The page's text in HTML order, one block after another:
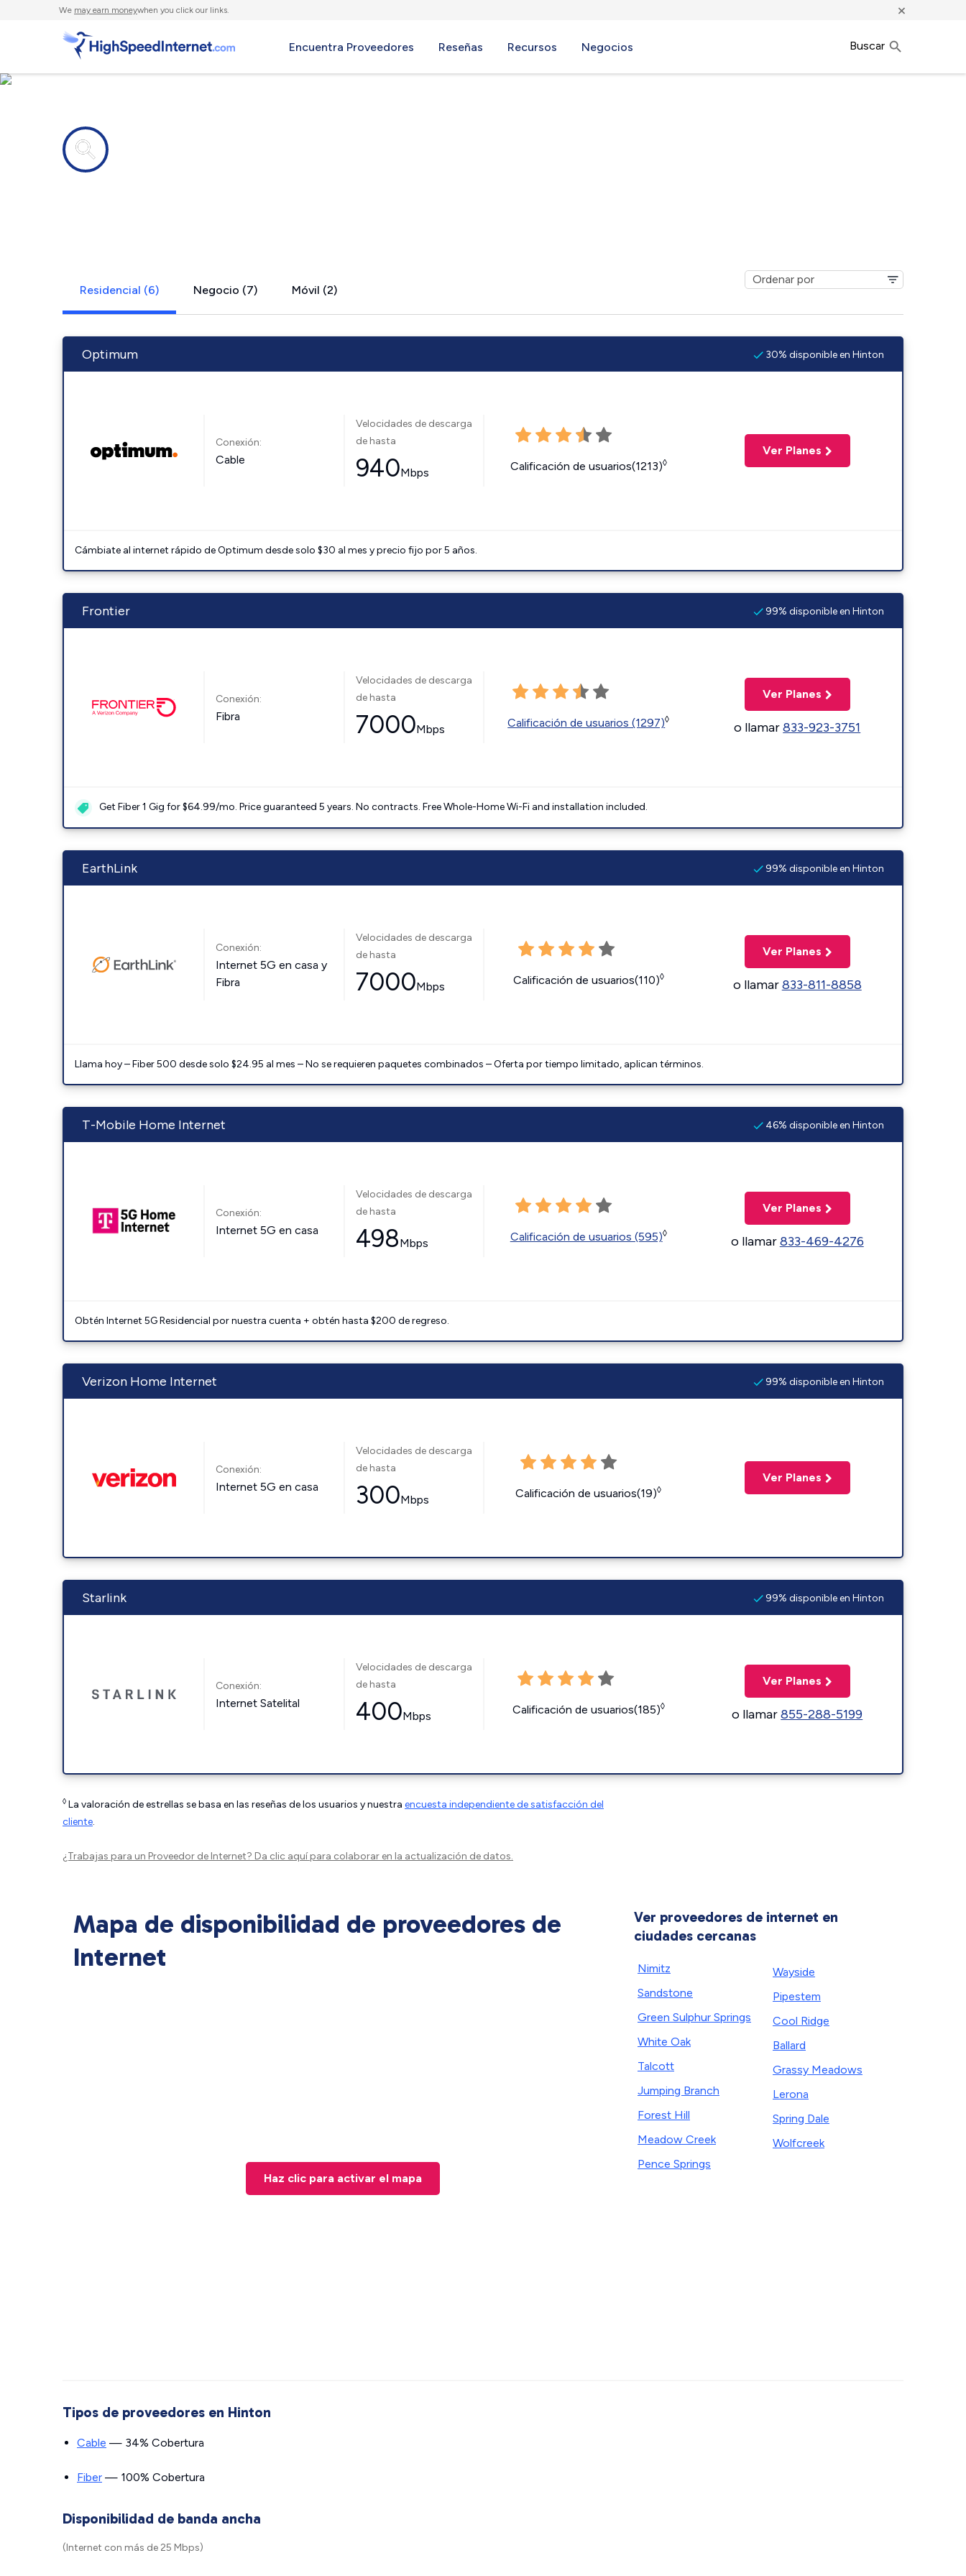
We may earn moneywhen you click our links. ×
Encuentra Proveedores Reseñas Recursos Negocios Buscar
Residencial (6) Negocio (7) Móvil (2)
Optimum 30% disponible en Hinton
Conexión:
Cable
Velocidades de descarga
de hasta
940Mbps Calificación de usuarios(1213)◊
Ver Planes
Cámbiate al internet rápido de Optimum desde solo $30 al mes y precio fijo por 5 años.
Frontier 99% disponible en Hinton
Conexión:
Fibra
Velocidades de descarga
de hasta
7000Mbps Calificación de usuarios (1297)◊
Ver Planes
o llamar833-923-3751
Get Fiber 1 Gig for $64.99/mo. Price guaranteed 5 years. No contracts. Free Whole-Home Wi-Fi and installation included.
EarthLink 99% disponible en Hinton
Conexión:
Internet 5G en casa y
Fibra
Velocidades de descarga
de hasta
7000Mbps Calificación de usuarios(110)◊
Ver Planes
o llamar833-811-8858
Llama hoy – Fiber 500 desde solo $24.95 al mes – No se requieren paquetes combinados – Oferta por tiempo limitado, aplican términos.
T-Mobile Home Internet 46% disponible en Hinton
Conexión:
Internet 5G en casa
Velocidades de descarga
de hasta
498Mbps Calificación de usuarios (595)◊
Ver Planes
o llamar833-469-4276
Obtén Internet 5G Residencial por nuestra cuenta + obtén hasta $200 de regreso.
Verizon Home Internet 99% disponible en Hinton
Conexión:
Internet 5G en casa
Velocidades de descarga
de hasta
300Mbps Calificación de usuarios(19)◊
Ver Planes
Starlink 99% disponible en Hinton
Conexión:
Internet Satelital
Velocidades de descarga
de hasta
400Mbps Calificación de usuarios(185)◊
Ver Planes
o llamar855-288-5199
◊ La valoración de estrellas se basa en las reseñas de los usuarios y nuestra encuesta independiente de satisfacción del
cliente.
¿Trabajas para un Proveedor de Internet? Da clic aquípara colaborar en la actualización de datos.
Mapa de disponibilidad de proveedores de
Internet
Haz clic para activar el mapa
Ver proveedores de internet en
ciudades cercanas
Nimitz
Sandstone
Green Sulphur Springs
White Oak
Talcott
Jumping Branch
Forest Hill
Meadow Creek
Pence Springs
Wayside
Pipestem
Cool Ridge
Ballard
Grassy Meadows
Lerona
Spring Dale
Wolfcreek
Tipos de proveedores en Hinton
Cable — 34% Cobertura
Fiber — 100% Cobertura
Disponibilidad de banda ancha
(Internet con más de 25 Mbps)